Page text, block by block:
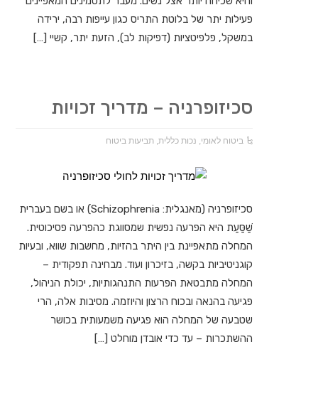
פעילות יתר של בלוטת התריס כגון עייפות רבה, ירידה
במשקל, פלפיטציות (דפיקות לב), הזעת יתר, קשיי […]
סכיזופרניה – מדריך זכויות
ביטוח לאומי, נכות כללית,תביעות ביטוח
סכיזופרניה (מאנגלית: Schizophrenia) או בשם בעברית
שַׁסַּעַת היא הפרעה נפשית שמסווגת כהפרעה פסיכוטית.
המחלה מתאפיינת בין היתר בהזיות, מחשבות שווא, ובעיות
קוגניטיביות בקשה, בזיכרון ועוד. מבחינה תפקודית –
המחלה מתבטאת הפרעות התנהגותיות, יכולת הניהול,
פגיעה בהנאה ובכוח הרצון והיוזמה. מסיבות אלה, הרי
שטבעה של המחלה הוא פגיעה משמעותית בכושר
ההשתכרות – עד כדי אובדן מוחלט […]